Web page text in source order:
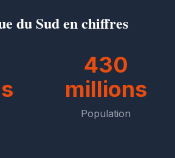
du Sud en chiffres
430
millions
Population